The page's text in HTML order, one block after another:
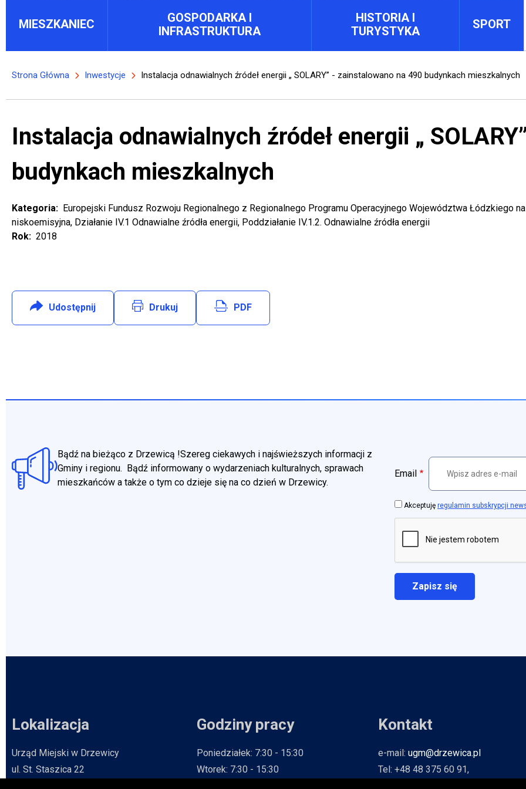
MIESZKANIEC
GOSPODARKA I
INFRASTRUKTURA
HISTORIA I
TURYSTYKA
SPORT
Ścieżka nawigacyjna
Strona Główna Inwestycje Instalacja odnawialnych źródeł energii „ SOLARY” - zainstalowano na 490 budynkach mieszkalnych
Instalacja odnawialnych źródeł energii „
budynkach mieszkalnych
Kategoria
Europejski Fundusz Rozwoju Regionalnego z Regionalnego Programu Operacyjnego Województwa Łódzkiego
niskoemisyjna, Działanie IV.1 Odnawialne źródła energii, Poddziałanie IV.1.2. Odnawialne źródła energii
Rok
2018
Udostępnij: Facebook Drukuj
Will open in new tab
PDF
Bądź na bieżąco z Drzewicą !Szereg ciekawych i najświeższych informacji z
Gminy i regionu. Bądź informowany o wydarzeniach kulturalnych, sprawach
mieszkańców a także o tym co dzieje się na co dzień w Drzewicy.
Email
Akceptuję regulamin subskrypcji
Lokalizacja
Urząd Miejski w Drzewicy
ul. St. Staszica 22
Godziny pracy
Poniedziałek: 7:30 - 15:30
Wtorek: 7:30 - 15:30
Kontakt
e-mail:ugm@drzewica.pl
Tel: +48 48 375 60 91,